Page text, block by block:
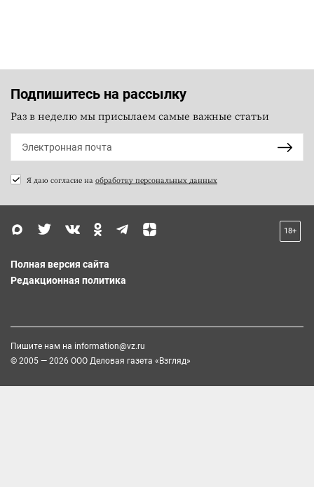
Подпишитесь на рассылку
Раз в неделю мы присылаем самые важные статьи
Я даю согласие на обработку персональных данных
18+
Полная версия сайта
Редакционная политика
Пишите нам на information@vz.ru
© 2005 — 2026 ООО Деловая газета «Взгляд»